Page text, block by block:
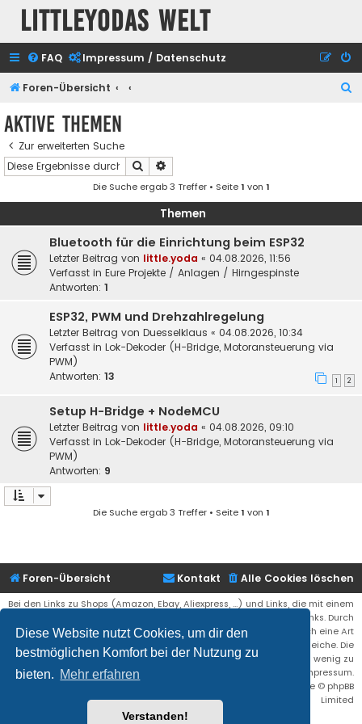
Diese Website nutzt Cookies, um dir den
bestmöglichen Komfort bei der Nutzung zu
bieten. Mehr erfahren
Verstanden!
Littleyodas Welt
FAQ Impressum / Datenschutz
Foren-Übersicht
Aktive Themen
Zur erweiterten Suche
Suche
Die Suche ergab 3 Treffer • Seite1 von 1
Themen
Bluetooth für die Einrichtung beim ESP32
Letzter Beitrag von little.yoda « 04.08.2026, 11:56
Verfasst in Eure Projekte / Anlagen / Hirngespinste
Antworten: 1
ESP32, PWM und Drehzahlregelung
Letzter Beitrag von Duesselklaus « 04.08.2026, 10:34
Verfasst in Lok-Dekoder (H-Bridge, Motoransteuerung via
PWM)
Antworten: 13 1 2
Setup H-Bridge + NodeMCU
Letzter Beitrag von little.yoda « 04.08.2026, 09:10
Verfasst in Lok-Dekoder (H-Bridge, Motoransteuerung via
PWM)
Antworten: 9
Die Suche ergab 3 Treffer • Seite1 von 1
Foren-Übersicht Alle Cookies löschen
Kontakt
Bei den Links zu Shops (Amazon, Ebay, Aliexpress, ...) und Links, die mit einem
Stern (*) markiert sind, kann es sich um sogenannte Affiliate Links. Durch
den Kauf eines Produktes über einen Affiliate Link erhälte ich eine Art
Umsatzbeteiligung gutgeschrieben. Für euch bleibt der Preis der gleiche. Die
Einnahmen helfen die Hostgebühren für diese Webseite ein wenig zu
reduzieren. Siehe auch das Impressum.
® Forum Software © phpBB
Limited